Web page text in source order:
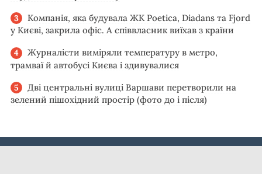
Компанія, яка будувала ЖК Poetica, Diadans та Fjord
у Києві, закрила офіс. А співвласник виїхав з країни
Журналісти виміряли температуру в метро,
трамваї й автобусі Києва і здивувалися
Дві центральні вулиці Варшави перетворили на
зелений пішохідний простір (фото до і після)